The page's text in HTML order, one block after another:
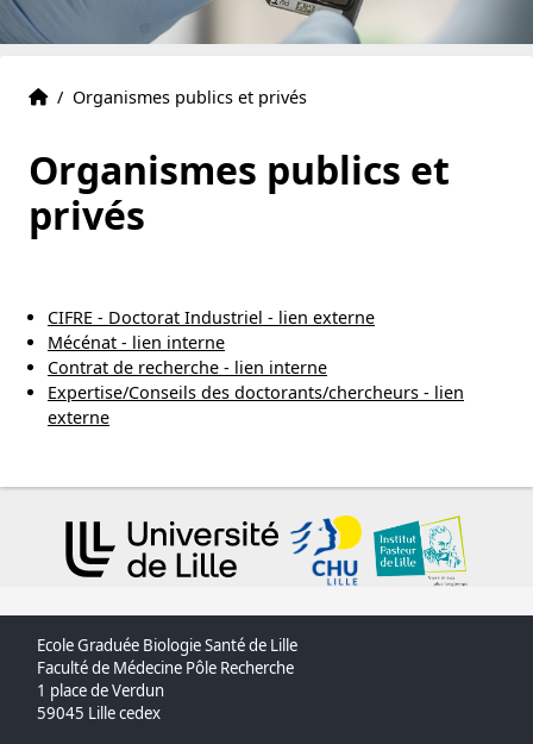
Accueil
Accueil
/ Organismes publics et privés
Organismes publics et
privés
CIFRE - Doctorat Industriel - lien externe
Mécénat - lien interne
Contrat de recherche - lien interne
Expertise/Conseils des doctorants/chercheurs - lien
externe
Ecole Graduée Biologie Santé de Lille
Faculté de Médecine Pôle Recherche
1 place de Verdun
59045 Lille cedex